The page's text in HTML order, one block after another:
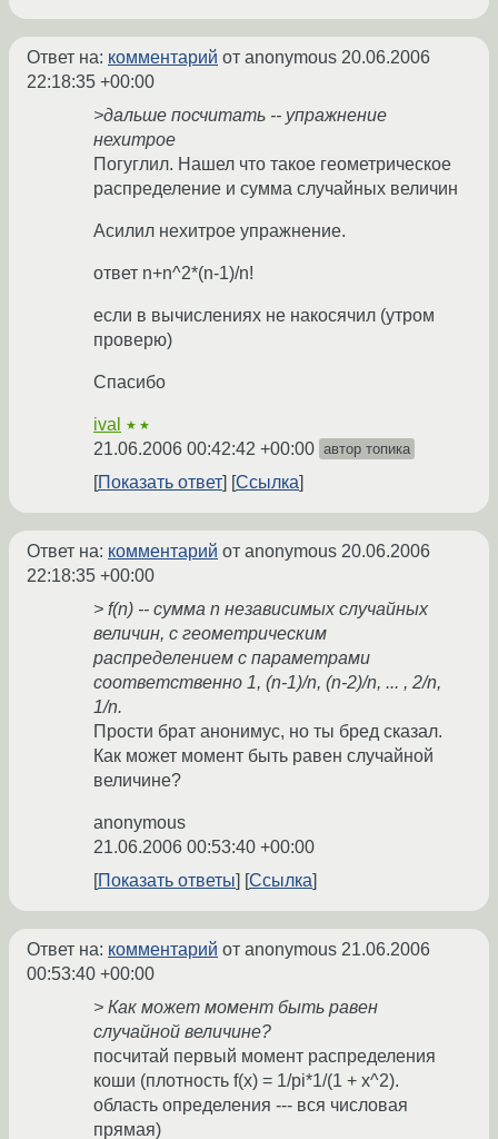
Ответ на: комментарий от anonymous 20.06.2006
22:18:35 +00:00
>дальше посчитать -- упражнение
нехитрое
Погуглил. Нашел что такое геометрическое
распределение и сумма случайных величин
Асилил нехитрое упражнение.
ответ n+n^2*(n-1)/n!
если в вычислениях не накосячил (утром
проверю)
Спасибо
ival ★★
21.06.2006 00:42:42 +00:00 автор топика
Показать ответ Ссылка
Ответ на: комментарий от anonymous 20.06.2006
22:18:35 +00:00
> f(n) -- сумма n независимых случайных
величин, с геометрическим
распределением с параметрами
соответственно 1, (n-1)/n, (n-2)/n, ... , 2/n,
1/n.
Прости брат анонимус, но ты бред сказал.
Как может момент быть равен случайной
величине?
anonymous
21.06.2006 00:53:40 +00:00
Показать ответы
Ссылка
Ответ на: комментарий от anonymous 21.06.2006
00:53:40 +00:00
> Как может момент быть равен
случайной величине?
посчитай первый момент распределения
коши (плотность f(x) = 1/pi*1/(1 + x^2).
область определения --- вся числовая
прямая)